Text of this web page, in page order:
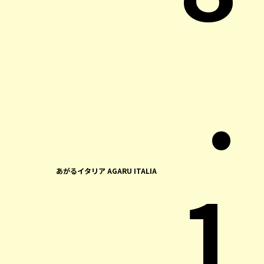
あがるイタリア AGARU ITALIA
.
1